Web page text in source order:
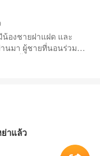
วใจที่แท้จริงให้เขา เธอ
นอนข้างเธอนั้นคือคนที่
การณ์ที่ทำให้เธอขา
นิงเริ่มต้นใหม่ด้วยพลัง
อบอกลาตัวเองที่เคย
องชายฝาแฝด และ
นมา ผู้ชายที่นอนร่วม
ย่างลับๆ กับแครอล
ลวร้ายยิ่งกว่าแค่การ
ขาวางแผนจะให้ฉัน
ชายฝาแฝด จากนั้นก็จะ
าแล้ว